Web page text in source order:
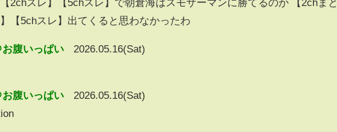
【2chスレ】【5chスレ】で朝倉海はスモザーマンに勝てるのか 【2chまと
【5chスレ】出てくると思わなかったわ
腹いっぱい
2026.05.16(Sat)
腹いっぱい
2026.05.16(Sat)